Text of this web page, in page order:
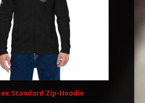
Standard Zip-Hoodie